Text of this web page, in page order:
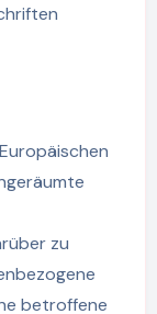
zu
betroffene